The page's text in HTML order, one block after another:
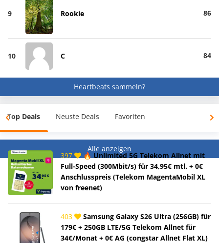
9 Rookie 86
10 C 84
Heartbeats sammeln?
Top Deals Neuste Deals Favoriten
Alle anzeigen
397
🔥 Unlimited 5G Telekom Allnet mit
Full-Speed (300Mbit/s) für 34,95€ mtl. + 0€
Anschlusspreis (Telekom MagentaMobil XL
von freenet)
403
Samsung Galaxy S26 Ultra (256GB) für
179€ + 250GB LTE/5G Telekom Allnet für
34€/Monat + 0€ AG (congstar Allnet Flat XL)